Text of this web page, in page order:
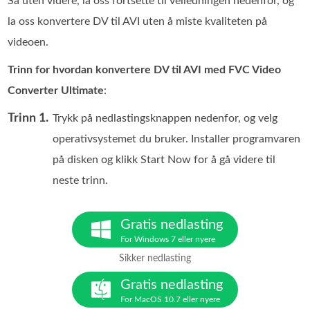
la oss konvertere DV til AVI uten å miste kvaliteten på
videoen.
Trinn for hvordan konvertere DV til AVI med FVC Video
Converter Ultimate:
Trinn 1. Trykk på nedlastingsknappen nedenfor, og velg
operativsystemet du bruker. Installer programvaren
på disken og klikk Start Now for å gå videre til
neste trinn.
Gratis nedlasting
For Windows 7 eller nyere
Sikker nedlasting
Gratis nedlasting
For MacOS 10.7 eller nyere